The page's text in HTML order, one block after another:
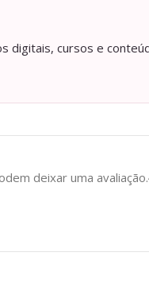
digitais, cursos e
deixar uma avaliação.